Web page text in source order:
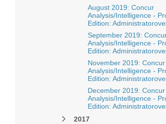
August 2019: Concur
Analysis/Intelligence -
Edition:
September 2019:
Analysis/Intelligence -
Edition:
November 2019: Concur
Analysis/Intelligence -
Edition:
December 2019: Concur
Analysis/Intelligence -
Edition:
2017